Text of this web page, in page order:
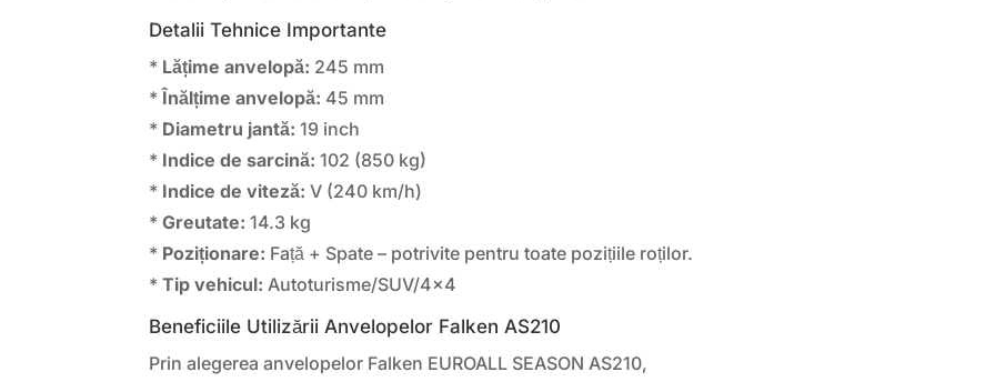
Detalii Tehnice Importante
* Lățime anvelopă: 245 mm
* Înălțime anvelopă: 45 mm
* Diametru jantă: 19 inch
* Indice de sarcină: 102 (850 kg)
* Indice de viteză: V (240 km/h)
*Greutate: 14.3 kg
* Poziționare: Față + Spate – potrivite pentru toate pozițiile roților.
*Tip vehicul: Autoturisme/SUV/4×4
Beneficiile Utilizării Anvelopelor Falken AS210
Prin alegerea anvelopelor Falken EUROALL SEASON AS210,